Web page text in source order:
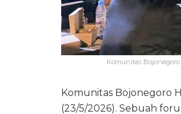
Komunitas
Komunitas Bojonegoro
(23/5/2026). Sebuah